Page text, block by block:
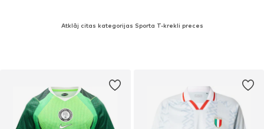
Atklāj citas kategorijas Sporta T-krekli preces